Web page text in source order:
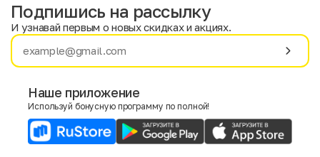
Имя
E-mail
Подпишись на рассылку
И узнавай первым о новых скидках и акциях.
Наше приложение
Используй бонусную программу по полной!